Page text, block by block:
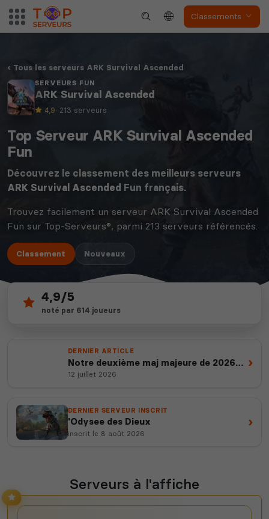
Classements
Tous les serveurs ARK Survival Ascended
SERVEURS FUN
ARK Survival Ascended
4,9· 213 serveurs
Top Serveur ARK Survival Ascended
Fun
Découvrez le classement des meilleurs serveurs
ARK Survival Ascended Fun français.
Trouvez facilement un serveur ARK Survival Ascended
Fun sur Top-Serveurs®, parmi 213 serveurs référencés.
Classement Nouveaux
213
serveurs actifs
depuis 2012
4,9/5
noté par 614 joueurs
DERNIER ARTICLE
Notre deuxième maj majeure de 2026
est en ligne
12 juillet 2026
›
DERNIER SERVEUR INSCRIT
'Odysee des Dieux
inscrit le 8 août 2026
›
Serveurs à l'affiche